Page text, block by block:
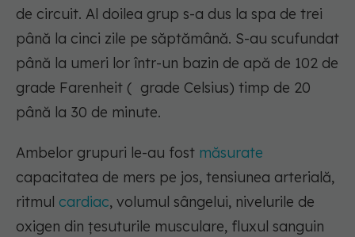
de circuit. Al doilea grup s-a dus la spa de trei
până la cinci zile pe săptămână. S-au scufundat
până la umeri lor într-un bazin de apă de 102 de
grade Farenheit ( grade Celsius) timp de 20
până la 30 de minute.
Ambelor grupuri le-au fost măsurate
capacitatea de mers pe jos, tensiunea arterială,
ritmul cardiac, volumul sângelui, nivelurile de
oxigen din țesuturile musculare, fluxul sanguin